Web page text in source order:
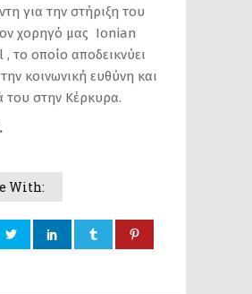
για την στήριξη του
χορηγό μας Ιοnian
το οποίο αποδεικνύει
κοινωνική ευθύνη και
στην Κέρκυρα.
With: